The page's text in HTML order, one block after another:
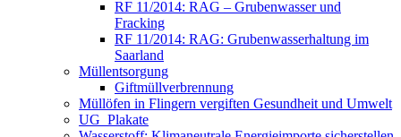
RF 11/2014: RAG – Grubenwasser und
Fracking
RF 11/2014: RAG: Grubenwasserhaltung im
Saarland
Müllentsorgung
Giftmüllverbrennung
Müllöfen in Flingern vergiften Gesundheit und Umwelt
UG_Plakate